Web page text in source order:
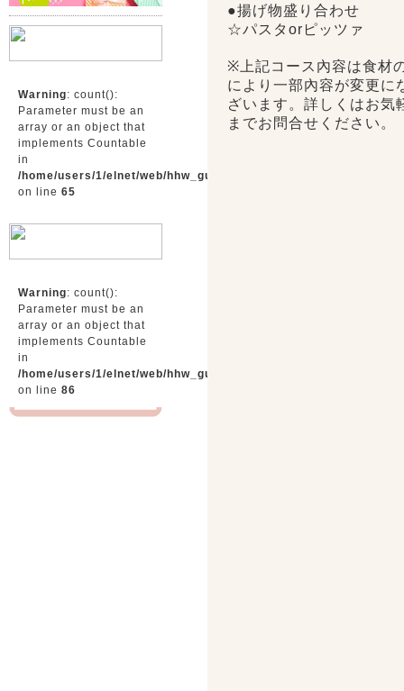
Warning: count():
Parameter must be an
array or an object that
implements Countable
in
/home/users/1/elnet/web/hhw_gunma/tmp/menu.php
on line 65
Warning: count():
Parameter must be an
array or an object that
implements Countable
in
/home/users/1/elnet/web/hhw_gunma/tmp/menu.php
on line 86
●揚げ物盛り合わせ
☆パスタorピッツァ
※上記コース內容は食材
により一部內容が変更に
ざいます。詳しくはお気
までお問合せください。